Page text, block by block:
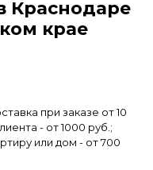
Краснодаре
крае
при заказе от 10
- от 1000 руб.;
или дом - от 700